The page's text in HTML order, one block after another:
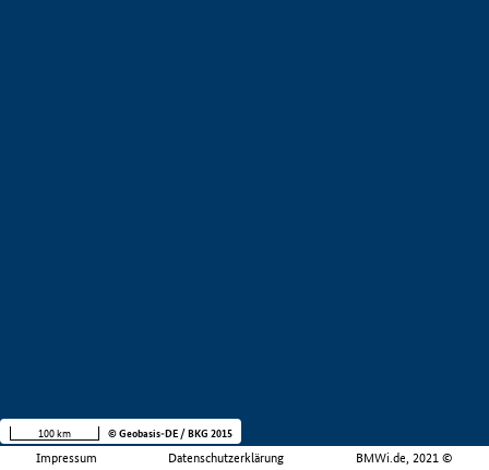
Impressum Datenschutzerklärung BMWi.de, 2021 ©
100 km © Geobasis-DE / BKG 2015